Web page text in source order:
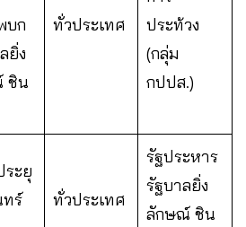
บก
ยิ่ง
ชิน
ทั่วประเทศ
ประท้วง
(กลุ่ม
กปปส.)
ระยุ
ร์
ทั่วประเทศ
รัฐประหาร
รัฐบาลยิ่ง
ลักษณ์ ชิน